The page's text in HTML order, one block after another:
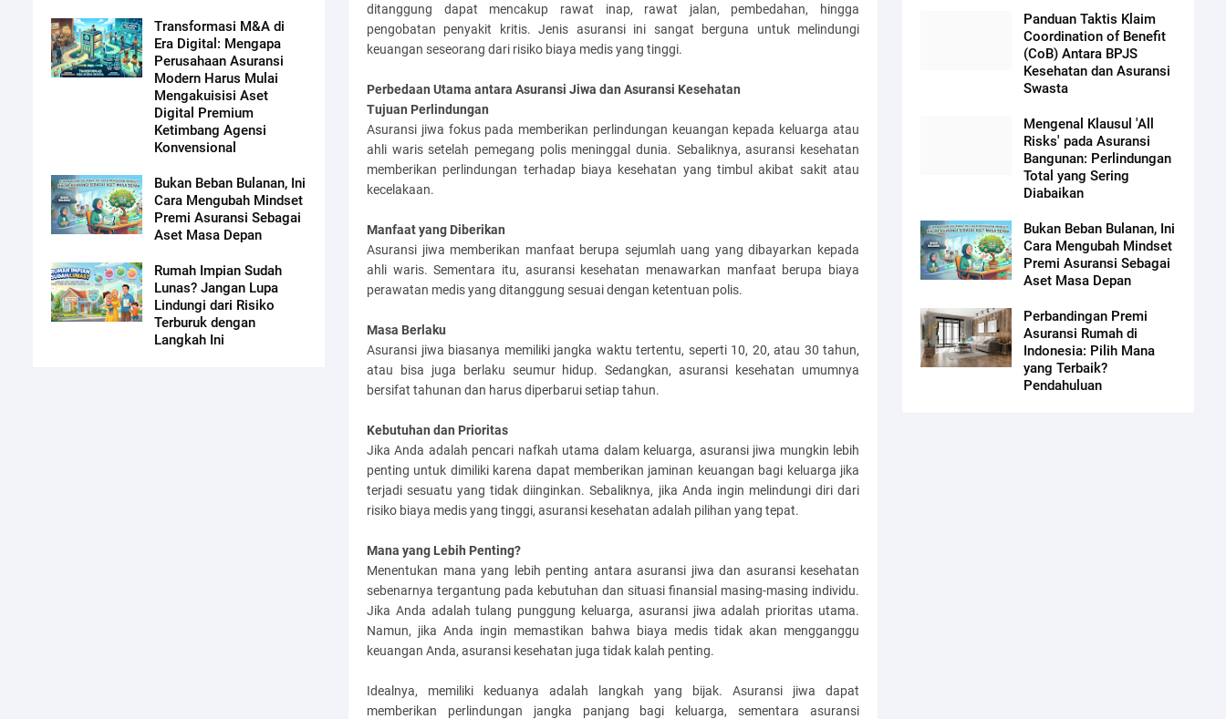
Transformasi M&A di
Era Digital: Mengapa
Perusahaan Asuransi
Modern Harus Mulai
Mengakuisisi Aset
Digital Premium
Ketimbang Agensi
Konvensional
Bukan Beban Bulanan, Ini
Cara Mengubah Mindset
Premi Asuransi Sebagai
Aset Masa Depan
Rumah Impian Sudah
Lunas? Jangan Lupa
Lindungi dari Risiko
Terburuk dengan
Langkah Ini
ditanggung dapat mencakup rawat inap, rawat jalan, pembedahan, hingga
pengobatan penyakit kritis. Jenis asuransi ini sangat berguna untuk melindungi
keuangan seseorang dari risiko biaya medis yang tinggi.
Perbedaan Utama antara Asuransi Jiwa dan Asuransi Kesehatan
Tujuan Perlindungan
Asuransi jiwa fokus pada memberikan perlindungan keuangan kepada keluarga atau
ahli waris setelah pemegang polis meninggal dunia. Sebaliknya, asuransi kesehatan
memberikan perlindungan terhadap biaya kesehatan yang timbul akibat sakit atau
kecelakaan.
Manfaat yang Diberikan
Asuransi jiwa memberikan manfaat berupa sejumlah uang yang dibayarkan kepada
ahli waris. Sementara itu, asuransi kesehatan menawarkan manfaat berupa biaya
perawatan medis yang ditanggung sesuai dengan ketentuan polis.
Masa Berlaku
Asuransi jiwa biasanya memiliki jangka waktu tertentu, seperti 10, 20, atau 30 tahun,
atau bisa juga berlaku seumur hidup. Sedangkan, asuransi kesehatan umumnya
bersifat tahunan dan harus diperbarui setiap tahun.
Kebutuhan dan Prioritas
Jika Anda adalah pencari nafkah utama dalam keluarga, asuransi jiwa mungkin lebih
penting untuk dimiliki karena dapat memberikan jaminan keuangan bagi keluarga jika
terjadi sesuatu yang tidak diinginkan. Sebaliknya, jika Anda ingin melindungi diri dari
risiko biaya medis yang tinggi, asuransi kesehatan adalah pilihan yang tepat.
Mana yang Lebih Penting?
Menentukan mana yang lebih penting antara asuransi jiwa dan asuransi kesehatan
sebenarnya tergantung pada kebutuhan dan situasi finansial masing-masing individu.
Jika Anda adalah tulang punggung keluarga, asuransi jiwa adalah prioritas utama.
Namun, jika Anda ingin memastikan bahwa biaya medis tidak akan mengganggu
keuangan Anda, asuransi kesehatan juga tidak kalah penting.
Idealnya, memiliki keduanya adalah langkah yang bijak. Asuransi jiwa dapat
memberikan perlindungan jangka panjang bagi keluarga, sementara asuransi
Panduan Taktis Klaim
Coordination of Benefit
(CoB) Antara BPJS
Kesehatan dan Asuransi
Swasta
Mengenal Klausul 'All
Risks' pada Asuransi
Bangunan: Perlindungan
Total yang Sering
Diabaikan
Bukan Beban Bulanan, Ini
Cara Mengubah Mindset
Premi Asuransi Sebagai
Aset Masa Depan
Perbandingan Premi
Asuransi Rumah di
Indonesia: Pilih Mana
yang Terbaik?
Pendahuluan